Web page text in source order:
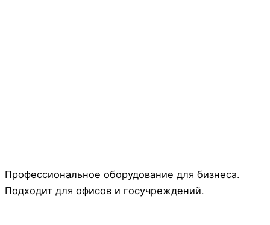
Профессиональное оборудование для бизнеса.
Подходит для офисов и госучреждений.